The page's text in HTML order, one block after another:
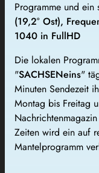
Programme und ein
(19,2° Ost),
1040 in FullHD
Die lokalen
"SACHSENeins"
Minuten Sendezeit
Montag bis Freitag
Nachrichtenmagazin
Zeiten wird ein auf
Mantelprogramm